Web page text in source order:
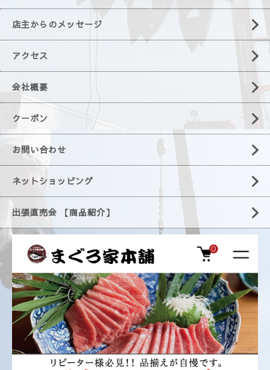
店主からのメッセージ
アクセス
会社概要
クーポン
お問い合わせ
ネットショッピング
出張直売会 【商品紹介】